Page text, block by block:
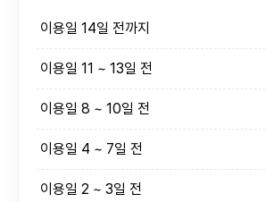
이용일 14일 전까지
이용일 11 ~ 13일 전
이용일 8 ~ 10일 전
이용일 4 ~ 7일 전
이용일 2 ~ 3일 전